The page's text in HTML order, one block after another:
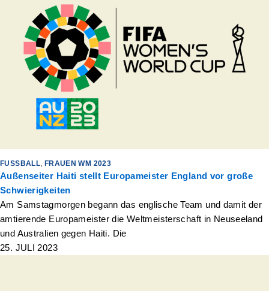
FUSSBALL , FRAUEN WM 2023
Außenseiter Haiti stellt Europameister England vor große
Schwierigkeiten
Am Samstagmorgen begann das englische Team und damit der
amtierende Europameister die Weltmeisterschaft in Neuseeland
und Australien gegen Haiti. Die
25. JULI 2023